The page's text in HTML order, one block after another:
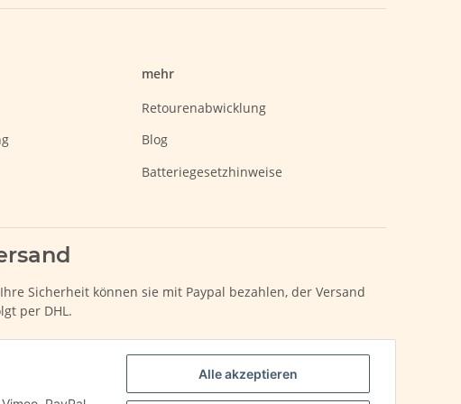
mehr
Retourenabwicklung
Blog
Batteriegesetzhinweise
Sicherheit können sie mit Paypal bezahlen, der Versand
per DHL.
Alle akzeptieren